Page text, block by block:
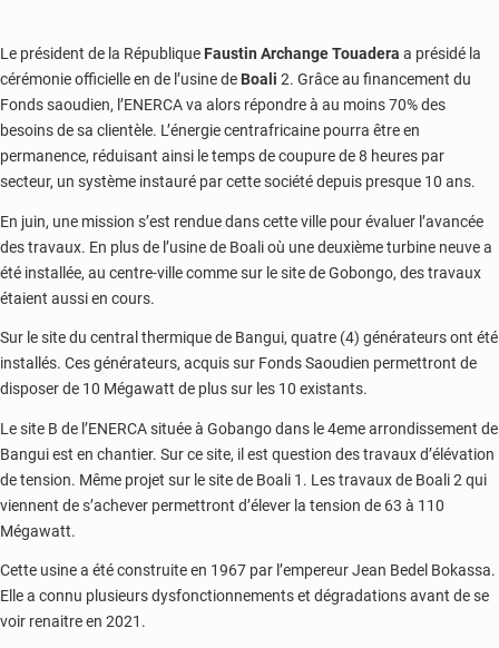
Le président de la République Faustin Archange Touadera a présidé la
cérémonie officielle en de l’usine de Boali 2. Grâce au financement du
Fonds saoudien, l’ENERCA va alors répondre à au moins 70% des
besoins de sa clientèle. L’énergie centrafricaine pourra être en
permanence, réduisant ainsi le temps de coupure de 8 heures par
secteur, un système instauré par cette société depuis presque 10 ans.
En juin, une mission s’est rendue dans cette ville pour évaluer l’avancée
des travaux. En plus de l’usine de Boali où une deuxième turbine neuve a
été installée, au centre-ville comme sur le site de Gobongo, des travaux
étaient aussi en cours.
Sur le site du central thermique de Bangui, quatre (4) générateurs ont été
installés. Ces générateurs, acquis sur Fonds Saoudien permettront de
disposer de 10 Mégawatt de plus sur les 10 existants.
Le site B de l’ENERCA située à Gobango dans le 4eme arrondissement de
Bangui est en chantier. Sur ce site, il est question des travaux d’élévation
de tension. Même projet sur le site de Boali 1. Les travaux de Boali 2 qui
viennent de s’achever permettront d’élever la tension de 63 à 110
Mégawatt.
Cette usine a été construite en 1967 par l’empereur Jean Bedel Bokassa.
Elle a connu plusieurs dysfonctionnements et dégradations avant de se
voir renaitre en 2021.